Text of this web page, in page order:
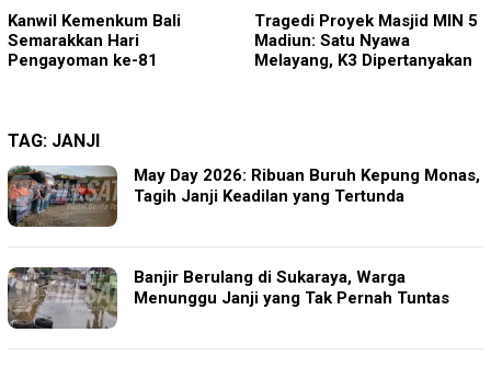
Tragedi Proyek Masjid MIN 5
Madiun: Satu Nyawa
Melayang, K3 Dipertanyakan
KA BIAS Terhenti, Lima KA
Ikut Terdampak, KAI Daop 7
Gerak Cepat Pulihkan
TAG: JANJI
May Day 2026: Ribuan Buruh Kepung Monas,
Tagih Janji Keadilan yang Tertunda
Banjir Berulang di Sukaraya, Warga
Menunggu Janji yang Tak Pernah Tuntas